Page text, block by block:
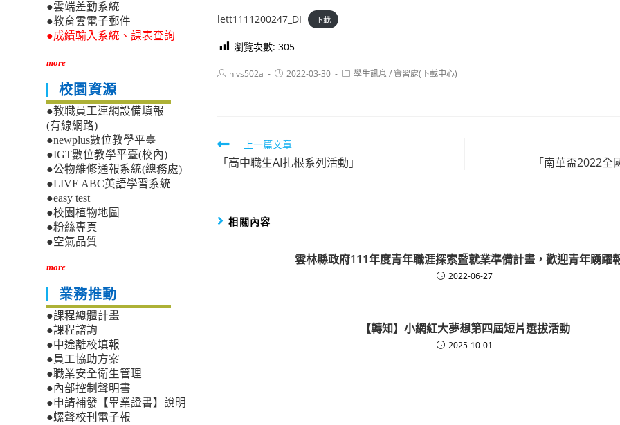
lett1111200247_DI 下載
瀏覽次數: 305
Posthlvs502a
Post2022-03-30
Post學生訊息 / 實習處(下載中心)
Read
more
上一篇文章
「高中職生AI扎根系列活動」 「南華盃2022
相關內容
雲林縣政府111年度青年職涯探索暨就業準備計畫，歡迎青年踴躍
2022-06-27
【轉知】小網紅大夢想第四屆短片選拔活動
2025-10-01
●雲端差勤系統
●教育雲電子郵件
●成績輸入系統、課表查詢
more
校園資源
●教職員工連網設備填報
(有線網路)
●newplus數位教學平臺
●IGT數位教學平臺(校內)
●公物維修通報系統(總務處)
●LIVE ABC英語學習系統
●easy test
●校園植物地圖
●粉絲專頁
●空氣品質
more
業務推動
●課程總體計畫
●課程諮詢
●中途離校填報
●員工協助方案
●職業安全衛生管理
●內部控制聲明書
●申請補發【畢業證書】說明
●螺聲校刊電子報